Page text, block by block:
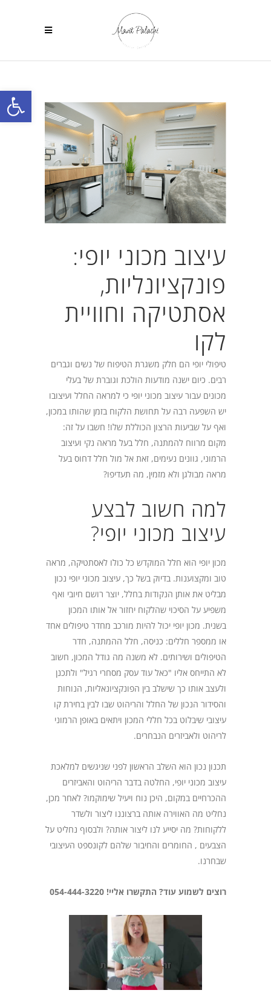
עיצוב מכוני יופי:
פונקציונליות,
אסתטיקה וחוויית
לקו
טיפולי יופי הם חלק משגרת הטיפוח של נשים וגברים
רבים. כיום ישנה מודעות הולכת וגוברת של בעלי
מכונים עבור עיצוב מכוני יופי כי למראה החלל ועיצובו
יש השפעה רבה על תחושת הלקוח בזמן שהותו במכון,
ואף על שביעות הרצון הכוללת שלו! חשבו על זה:
מקום מרווח להמתנה, חלל בעל מראה נקי ועיצוב
הרמוני, גוונים נעימים, זאת אל מול חלל דחוס בעל
מראה מבולגן ולא מזמין, מה תעדיפו?
למה חשוב לבצע
עיצוב מכוני יופי?
מכון יופי הוא חלל המוקדש כל כולו לאסתטיקה, מראה
טוב ומקצוענות. בדיוק בשל כך, עיצוב מכוני יופי נכון
מבליט את אותן הנקודות בחלל, יוצר רושם חיובי ואף
משפיע על הסיכוי שהלקוח יחזור אל אותו המכון
בשנית. מכון יופי יכול להיות מורכב מחדר טיפולים אחד
או ממספר חללים: כניסה, חלל ההמתנה, חדר
הטיפולים ושירותים. לא משנה מה גודל המכון, חשוב
לא התייחס אליו "כאל עוד עסק מסחרי רגיל" ולתכנן
ולעצב אותו כך שישלב בין הפונקציונאליות, הנוחות
והסידור הנכון של החלל והריהוט שבו לבין בחירת קו
עיצובי שיבלוט בכל חללי המכון ויתאים באופן הרמוני
לריהוט ולאביזרים הנבחרים.
תכנון נכון הוא השלב הראשון לפני שניגשים למלאכת
עיצוב מכוני יופי, החלטה בדבר הריהוט והאביזרים
ההכרחיים במקום, היכן נוח ויעיל שימוקמו? לאחר מכן,
נחליט מה האווירה אותה ברצוננו ליצור ולשדר
ללקוחות? מה יסייע לנו ליצור אותה? ולבסוף נחליט על
הצבעים , החומרים והחיבור שלהם לקונספט העיצובי
שבחרנו.
רוצים לשמוע עוד? התקשרו אליי! 054-444-3220⁩